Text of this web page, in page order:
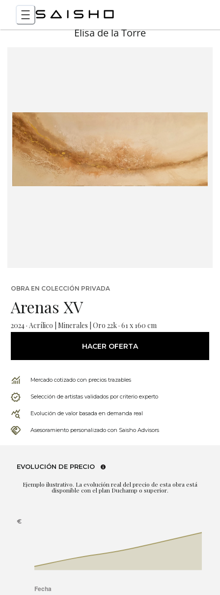
Elisa de la Torre
OBRA EN COLECCIÓN PRIVADA
Arenas XV
2024 · Acrílico | Minerales | Oro 22k · 61 x 160 cm
HACER OFERTA
Mercado cotizado con precios trazables
Selección de artistas validados por criterio experto
Evolución de valor basada en demanda real
Asesoramiento personalizado con Saisho Advisors
EVOLUCIÓN DE PRECIO
Ejemplo ilustrativo. La evolución real del precio de esta obra está
disponible con el plan Duchamp o superior.